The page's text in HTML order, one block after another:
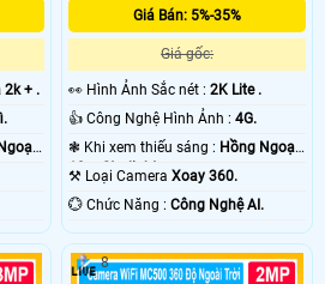
2k + .
Giá Bán: 5%-35%
Giá gốc:
️👀 Hình Ảnh Sắc nét :2K Lite .
👍 Công Nghệ Hình Ảnh :4G.
❃ Khi xem thiếu sáng : Hồng Ngoại
10m Starlight.
⚒ Loại CameraXoay 360.
️💮 Chức Năng :Công Nghệ AI.
8